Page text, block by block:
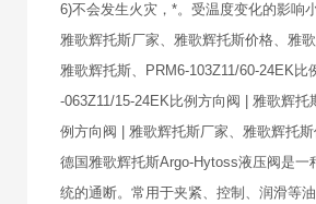
6)不会发生火灾，*。受温度变化的影响小
雅歌辉托斯厂家、雅歌辉托斯价格、雅
雅歌辉托斯、PRM6-103Z11/60-24EK
-063Z11/15-24EK比例方向阀 | 雅歌辉
例方向阀 | 雅歌辉托斯厂家、雅歌辉托
德国雅歌辉托斯Argo-Hytoss液压阀是
统的通断。常用于夹紧、控制、润滑等